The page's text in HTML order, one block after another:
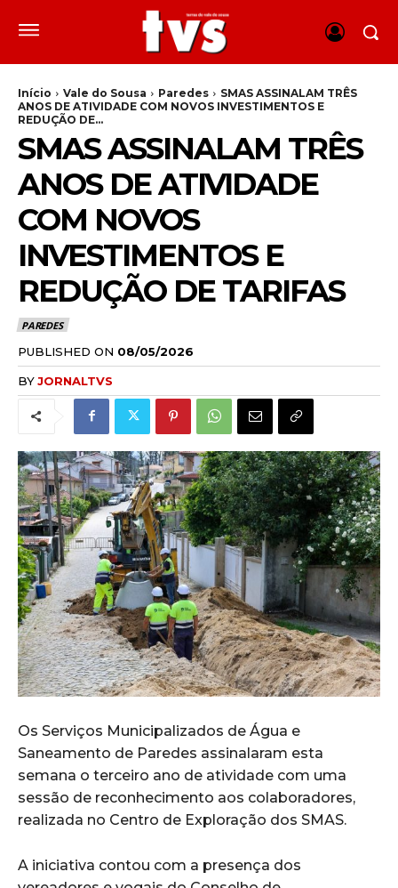
Início Vale do Sousa Paredes
SMAS ASSINALAM TRÊS
ANOS DE ATIVIDADE COM NOVOS INVESTIMENTOS E
REDUÇÃO DE...
SMAS ASSINALAM TRÊS
ANOS DE ATIVIDADE
COM NOVOS
INVESTIMENTOS E
REDUÇÃO DE TARIFAS
PAREDES
PUBLISHED ON 08/05/2026
BYJORNALTVS
Os Serviços Municipalizados de Água e
Saneamento de Paredes assinalaram esta
semana o terceiro ano de atividade com uma
sessão de reconhecimento aos colaboradores,
realizada no Centro de Exploração dos SMAS.
A iniciativa contou com a presença dos